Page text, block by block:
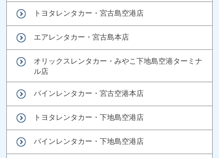
トヨタレンタカー・宮古島空港店
エアレンタカー・宮古島本店
オリックスレンタカー・みやこ下地島空港ターミナ
ル店
パインレンタカー・宮古空港本店
トヨタレンタカー・下地島空港店
パインレンタカー・下地島空港店